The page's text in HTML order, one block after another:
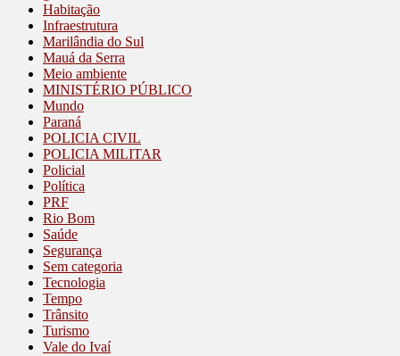
Habitação
Infraestrutura
Marilândia do Sul
Mauá da Serra
Meio ambiente
MINISTÉRIO PÚBLICO
Mundo
Paraná
POLICIA CIVIL
POLICIA MILITAR
Policial
Política
PRF
Rio Bom
Saúde
Segurança
Sem categoria
Tecnologia
Tempo
Trânsito
Turismo
Vale do Ivaí